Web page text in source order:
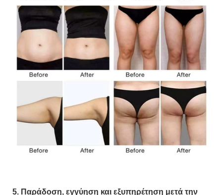
5. Παράδοση, εγγύηση και εξυπηρέτηση μετά την